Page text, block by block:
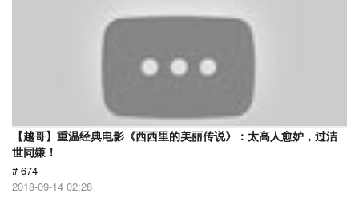
【越哥】重温经典电影《西西里的美丽传说》：太高人愈妒，过洁
世同嫌！
# 674
2018-09-14 02:28